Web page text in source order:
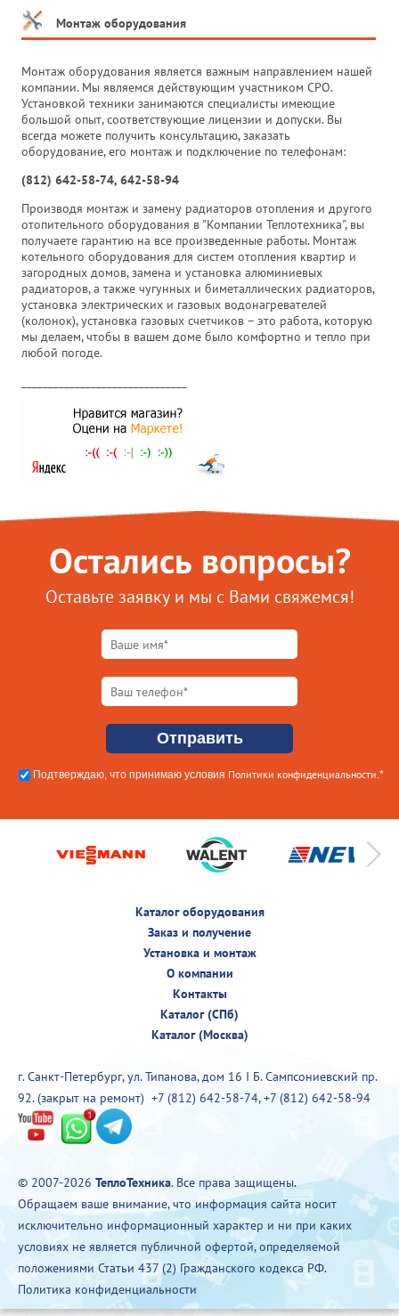
Монтаж оборудования
Монтаж оборудования является важным направлением нашей
компании. Мы являемся действующим участником СРО.
Установкой техники занимаются специалисты имеющие
большой опыт, соответствующие лицензии и допуски. Вы
всегда можете получить консультацию, заказать
оборудование, его монтаж и подключение по телефонам:
(812) 642-58-74, 642-58-94
Производя монтаж и замену радиаторов отопления и другого
отопительного оборудования в "Компании Теплотехника", вы
получаете гарантию на все произведенные работы. Монтаж
котельного оборудования для систем отопления квартир и
загородных домов, замена и установка алюминиевых
радиаторов, а также чугунных и биметаллических радиаторов,
установка электрических и газовых водонагревателей
(колонок), установка газовых счетчиков – это работа, которую
мы делаем, чтобы в вашем доме было комфортно и тепло при
любой погоде.
Остались вопросы?
Оставьте заявку и мы с Вами свяжемся!
Подтверждаю, что принимаю условия Политики конфиденциальности .*
Каталог оборудования
Заказ и получение
Установка и монтаж
О компании
Контакты
Каталог (СПб)
Каталог (Москва)
г. Санкт-Петербург, ул. Типанова, дом 16 I Б. Сампсониевский пр.
92. (закрыт на ремонт) +7 (812) 642-58-74,+7 (812) 642-58-94
© 2007-2026 ТеплоТехника. Все права защищены.
Обращаем ваше внимание, что информация сайта носит
исключительно информационный характер и ни при каких
условиях не является публичной офертой, определяемой
положениями Статьи 437 (2) Гражданского кодекса РФ.
Политика конфиденциальности